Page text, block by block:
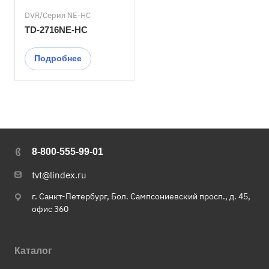
DVR/Серия NE-HC
TD-2716NE-HC
Подробнее
8-800-555-99-01
tvt@lindex.ru
г. Санкт-Петербург, Бол. Сампсониевский просп., д. 45,
офис 360
Каталог